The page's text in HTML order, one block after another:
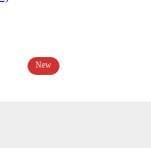
New